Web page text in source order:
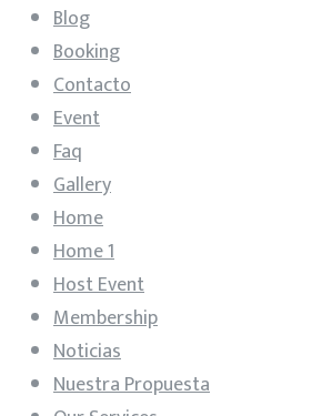
Blog
Booking
Contacto
Event
Faq
Gallery
Home
Home 1
Host Event
Membership
Noticias
Nuestra Propuesta